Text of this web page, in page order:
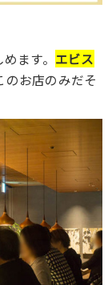
ます。 エビス
のお店のみだそ